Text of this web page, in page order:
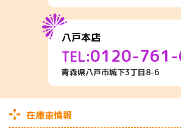
八戸本店
TEL:0120-
青森県八戸市城下3丁目8-6
在庫車情報